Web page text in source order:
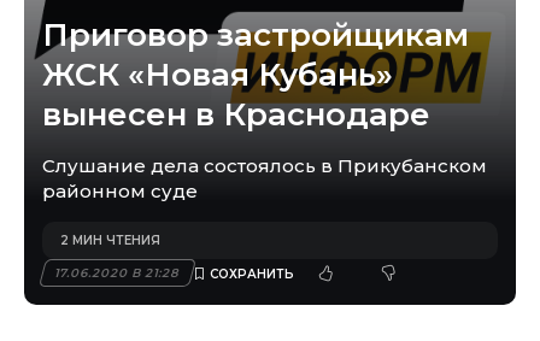
Приговор застройщикам
ЖСК «Новая Кубань»
вынесен в Краснодаре
Слушание дела состоялось в Прикубанском
районном суде
17.06.2020 В 21:28
2 МИН ЧТЕНИЯ